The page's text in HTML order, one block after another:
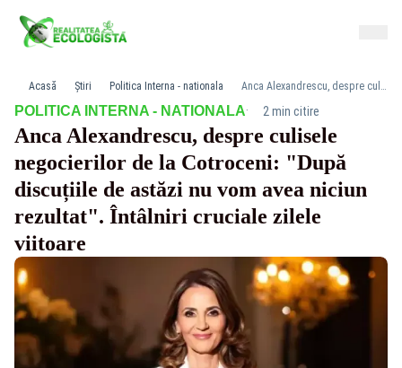
Acasă Știri Politica Interna - nationala Anca Alexandrescu, despre culisele negocierilor de la Cotroceni: "După discuțiile de astăzi nu vom avea niciun rezultat". Întâlniri cruciale zilele viitoare
POLITICA INTERNA - NATIONALA· 2 min citire
Anca Alexandrescu, despre culisele
negocierilor de la Cotroceni: "După
discuțiile de astăzi nu vom avea niciun
rezultat". Întâlniri cruciale zilele
viitoare